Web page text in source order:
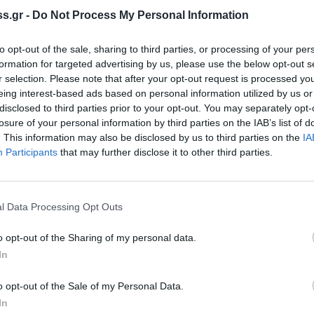
- Do Not Process My Personal Information
opt-out of the sale, sharing to third parties, or processing of your
for targeted advertising by us, please use the below opt-out
selection. Please note that after your opt-out request is processed
interest-based ads based on personal information utilized by us
to third parties prior to your opt-out. You may separately
of your personal information by third parties on the IAB’s list of
This information may also be disclosed by us to third parties on the
Participants that may further disclose it to other third parties.
Data Processing Opt Outs
opt-out of the Sharing of my personal data.
opt-out of the Sale of my Personal Data.
και πρόλαβε να ακινητοποιήσει το
σοκ συνέχισαν την πορεία τους
του οχήματος μεταφοράς φρόντισε να